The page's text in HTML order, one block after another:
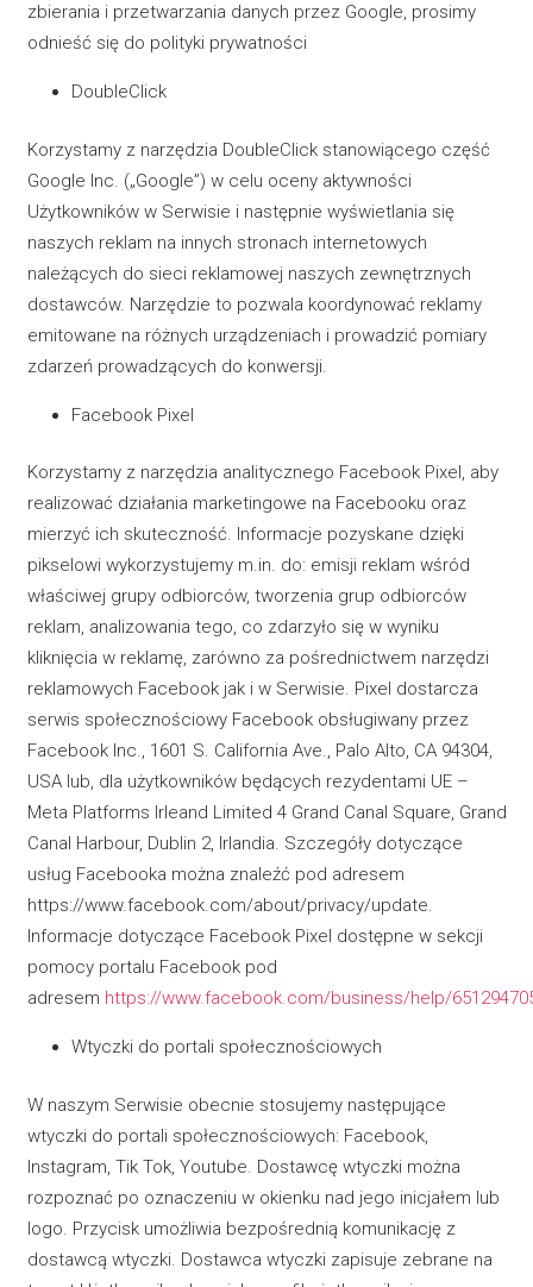
zbierania i przetwarzania danych przez Google, prosimy
odnieść się do polityki prywatności
DoubleClick
Korzystamy z narzędzia DoubleClick stanowiącego część
Google Inc. („Google”) w celu oceny aktywności
Użytkowników w Serwisie i następnie wyświetlania się
naszych reklam na innych stronach internetowych
należących do sieci reklamowej naszych zewnętrznych
dostawców. Narzędzie to pozwala koordynować reklamy
emitowane na różnych urządzeniach i prowadzić pomiary
zdarzeń prowadzących do konwersji.
Facebook Pixel
Korzystamy z narzędzia analitycznego Facebook Pixel, aby
realizować działania marketingowe na Facebooku oraz
mierzyć ich skuteczność. Informacje pozyskane dzięki
pikselowi wykorzystujemy m.in. do: emisji reklam wśród
właściwej grupy odbiorców, tworzenia grup odbiorców
reklam, analizowania tego, co zdarzyło się w wyniku
kliknięcia w reklamę, zarówno za pośrednictwem narzędzi
reklamowych Facebook jak i w Serwisie. Pixel dostarcza
serwis społecznościowy Facebook obsługiwany przez
Facebook Inc., 1601 S. California Ave., Palo Alto, CA 94304,
USA lub, dla użytkowników będących rezydentami UE –
Meta Platforms Irleand Limited 4 Grand Canal Square, Grand
Canal Harbour, Dublin 2, Irlandia. Szczegóły dotyczące
usług Facebooka można znaleźć pod adresem
https://www.facebook.com/about/privacy/update.
Informacje dotyczące Facebook Pixel dostępne w sekcji
pomocy portalu Facebook pod
adresem https://www.facebook.com/business/help/
Wtyczki do portali społecznościowych
W naszym Serwisie obecnie stosujemy następujące
wtyczki do portali społecznościowych: Facebook,
Instagram, Tik Tok, Youtube. Dostawcę wtyczki można
rozpoznać po oznaczeniu w okienku nad jego inicjałem lub
logo. Przycisk umożliwia bezpośrednią komunikację z
dostawcą wtyczki. Dostawca wtyczki zapisuje zebrane na